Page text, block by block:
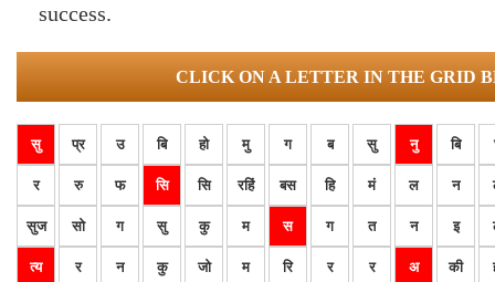
success.
CLICK ON A LETTER IN THE GRID
सु प्र उ बि हो मु ग ब सु नु बि
र रु फ सि सि रहिं बस हि मं ल न
सुज सो ग सु कु म स ग त न इ
त्य र न कु जो म रि र र अ की